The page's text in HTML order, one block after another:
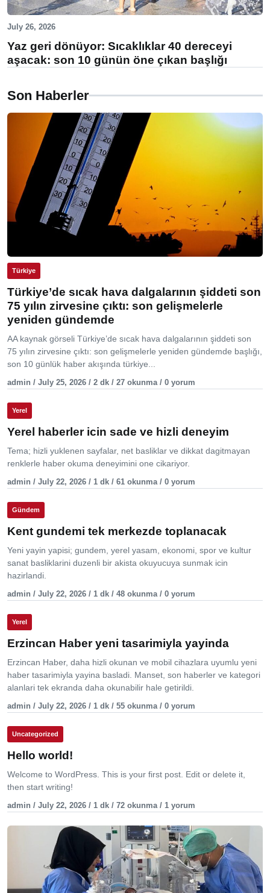
July 26, 2026
Yaz geri dönüyor: Sıcaklıklar 40 dereceyi
aşacak: son 10 günün öne çıkan başlığı
Son Haberler
Türkiye
Türkiye’de sıcak hava dalgalarının şiddeti son
75 yılın zirvesine çıktı: son gelişmelerle
yeniden gündemde
AA kaynak görseli Türkiye’de sıcak hava dalgalarının şiddeti son
75 yılın zirvesine çıktı: son gelişmelerle yeniden gündemde başlığı,
son 10 günlük haber akışında türkiye...
admin / July 25, 2026 / 2 dk / 27 okunma / 0 yorum
Yerel
Yerel haberler icin sade ve hizli deneyim
Tema; hizli yuklenen sayfalar, net basliklar ve dikkat dagitmayan
renklerle haber okuma deneyimini one cikariyor.
admin / July 22, 2026 / 1 dk / 61 okunma / 0 yorum
Gündem
Kent gundemi tek merkezde toplanacak
Yeni yayin yapisi; gundem, yerel yasam, ekonomi, spor ve kultur
sanat basliklarini duzenli bir akista okuyucuya sunmak icin
hazirlandi.
admin / July 22, 2026 / 1 dk / 48 okunma / 0 yorum
Yerel
Erzincan Haber yeni tasarimiyla yayinda
Erzincan Haber, daha hizli okunan ve mobil cihazlara uyumlu yeni
haber tasarimiyla yayina basladi. Manset, son haberler ve kategori
alanlari tek ekranda daha okunabilir hale getirildi.
admin / July 22, 2026 / 1 dk / 55 okunma / 0 yorum
Uncategorized
Hello world!
Welcome to WordPress. This is your first post. Edit or delete it,
then start writing!
admin / July 22, 2026 / 1 dk / 72 okunma / 1 yorum